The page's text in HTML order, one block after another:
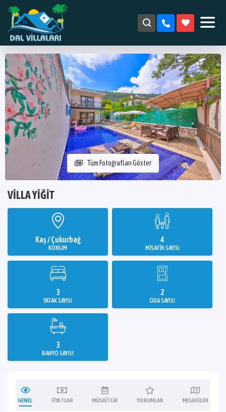
Tüm Fotoğrafları Göster
VILLA YIĞIT
Kaş / Çukurbağ
KONUM
4
MISAFIR SAYISI
3
YATAK SAYISI
2
ODA SAYISI
3
BANYO SAYISI
GENEL FIYATLAR MÜSAITLIK YORUMLAR MESAFELER